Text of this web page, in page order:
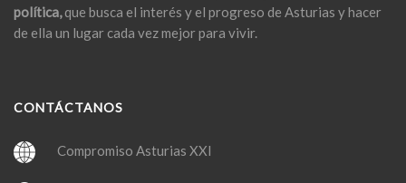
política,que busca el interés y el progreso de Asturias y hacer
de ella un lugar cada vez mejor para vivir.
CONTÁCTANOS
Compromiso Asturias XXI